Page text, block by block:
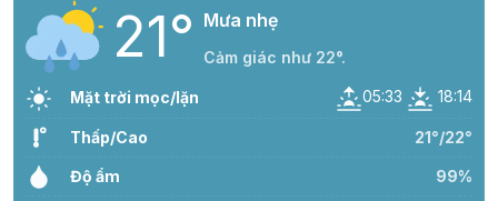
21° Mưa nhẹ
Cảm giác như 22°.
Mặt trời mọc/lặn 05:33 18:14
Thấp/Cao 21°/22°
Độ ẩm 99%